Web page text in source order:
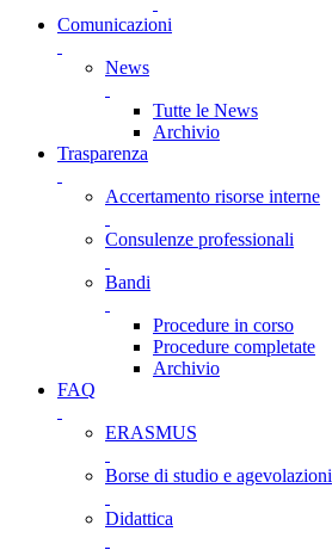
Comunicazioni
News
Tutte le News
Archivio
Trasparenza
Accertamento risorse interne
Consulenze professionali
Bandi
Procedure in corso
Procedure completate
Archivio
FAQ
ERASMUS
Borse di studio e agevolazioni
Didattica